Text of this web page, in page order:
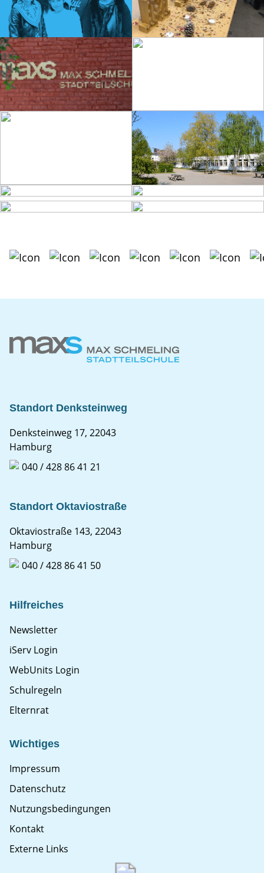
Standort Denksteinweg
Denksteinweg 17, 22043
Hamburg
040 / 428 86 41 21
Standort Oktaviostraße
Oktaviostraße 143, 22043
Hamburg
040 / 428 86 41 50
Hilfreiches
Newsletter
iServ Login
WebUnits Login
Schulregeln
Elternrat
Wichtiges
Impressum
Datenschutz
Nutzungsbedingungen
Kontakt
Externe Links